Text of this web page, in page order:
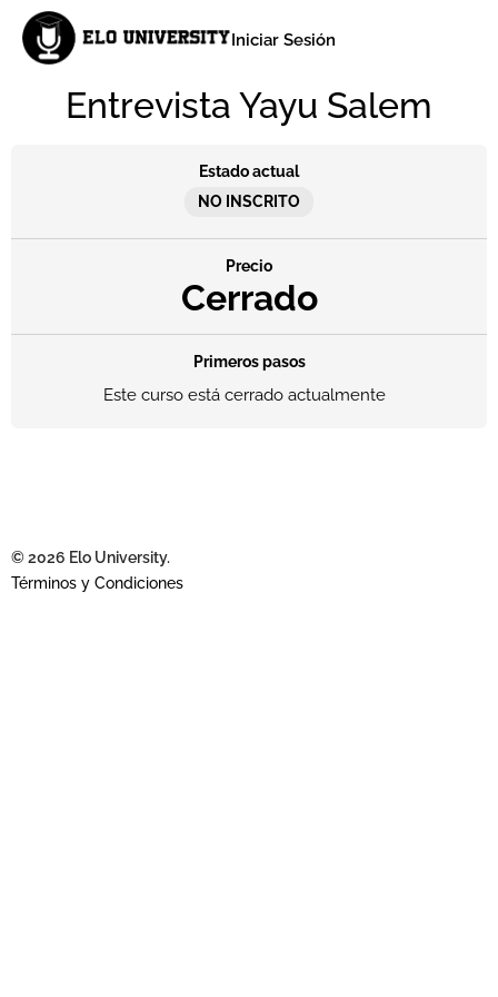
Iniciar Sesión
Entrevista Yayu Salem
Estado actual
NO INSCRITO
Precio
Cerrado
Primeros pasos
Este curso está cerrado actualmente
© 2026 Elo University.
Términos y Condiciones